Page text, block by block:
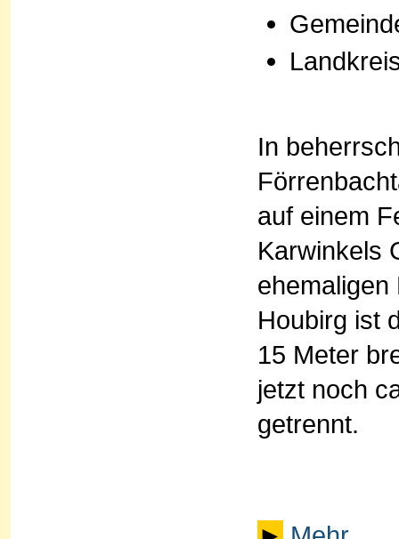
In
auf einem
Karwinkels
ehemaligen
Houbirg ist
15 Meter
jetzt noch
getrennt.